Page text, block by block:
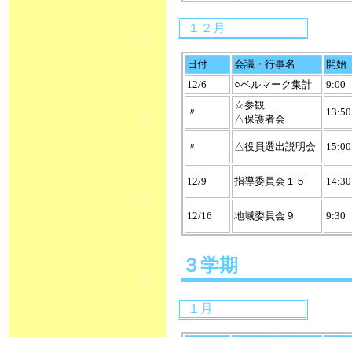
１２月
日付 会議・行事名
開始
12/6
○ベルマーク集計 9:00
〃
☆参観
△保護者会
13:50
〃 △役員選出説明会 15:00
12/9 指導委員会１５ 14:30
12/16 地域委員会９ 9:30
３学期
１月